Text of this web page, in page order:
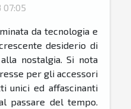
da tecnologia e
desiderio di
nostalgia. Si nota
per gli accessori
unici ed affascinanti
passare del tempo.